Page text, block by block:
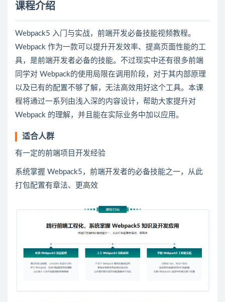
课程介绍
Webpack5 入门与实战，前端开发必备技能视频教程。
Webpack 作为一款可以提升开发效率、提高页面性能的工
具，是前端开发者必备的技能。不过现实中还有很多前端
同学对 Webpack的使用局限在调用阶段，对于其内部原理
以及已有的配置不够了解，无法高效用好这个工具。本课
程将通过一系列由浅入深的内容设计，帮助大家提升对
Webpack 的理解，并且能在实际业务中加以应用。
适合人群
有一定的前端项目开发经验
系统掌握 Webpack5，前端开发者的必备技能之一，从此
打包配置有章法、更高效